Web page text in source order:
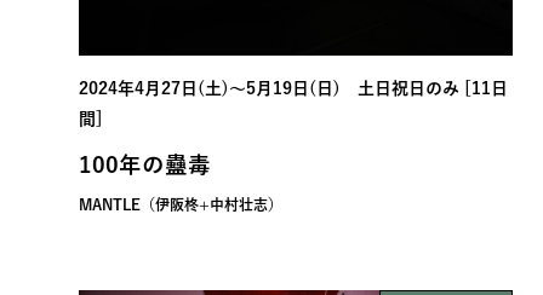
2024年4月27日(土)〜5月19日(日) 土日祝日のみ [11日
間]
100年の蠱毒
MANTLE（伊阪柊+中村壮志）